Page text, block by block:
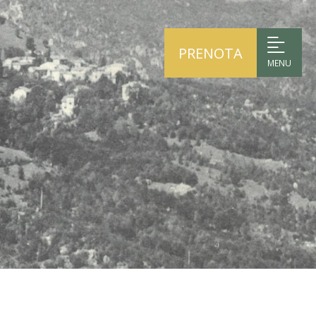
MENU
PRENOTA